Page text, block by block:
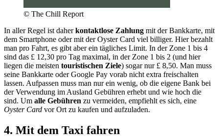
© The Chill Report
In aller Regel ist daherkontaktlose Zahlung mit der Bankkarte, mit
dem Smartphone oder mit der Oyster Card viel billiger. Hier bezahlt
man pro Fahrt, es gibt aber ein tägliches Limit. In der Zone 1 bis 4
sind das £ 12,30 pro Tag maximal, in der Zone 1 bis 2 (und hier
liegen die meisten touristischen Ziele) sogar nur £ 8,50. Man muss
seine Bankkarte oder Google Pay vorab nicht extra freischalten
lassen. Aufpassen muss man nur ein wenig, ob die eigene Bank bei
der Verwendung im Ausland Gebühren erhebt und wie hoch die
sind. Um alle Gebühren zu vermeiden, empfiehlt es sich, eine
Oyster Card vor Ort zu kaufen und aufzuladen.
4. Mit dem Taxi fahren